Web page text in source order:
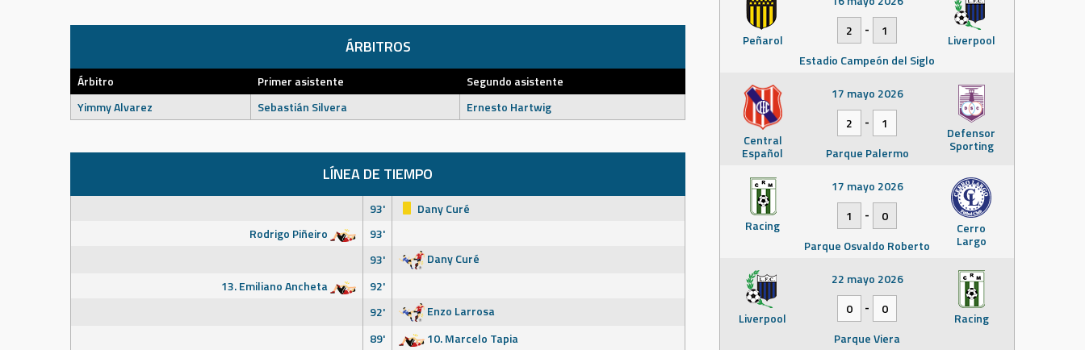
ÁRBITROS
Árbitro Primer asistente
Segundo asistente
Yimmy Alvarez
Sebastián Silvera Ernesto Hartwig
LÍNEA DE TIEMPO
93'
Dany Curé
Rodrigo Piñeiro
93'
93'
Dany Curé
13. Emiliano Ancheta
92'
92'
Enzo Larrosa
89'
10. Marcelo Tapia
Peñarol Liverpool
2
-
1
Estadio Campeón del Siglo
Central
Español
Defensor
Sporting
17 mayo 2026
2
-
1
Parque Palermo
Racing Cerro
Largo
17 mayo 2026
1
-
0
Parque Osvaldo Roberto
Liverpool Racing
22 mayo 2026
0
-
0
Parque Viera